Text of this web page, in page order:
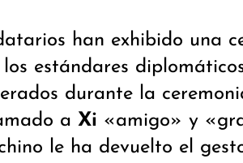
han exhibido una
estándares
durante la
a Xi «amigo» y
le ha devuelto el